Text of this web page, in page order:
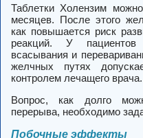
Таблетки Холензим
месяцев. После этого
как повышается риск
реакций. У
всасывания и
желчных путях
контролем лечащего врача.
Вопрос, как долго
перерыва, необходимо
Побочные эффекты